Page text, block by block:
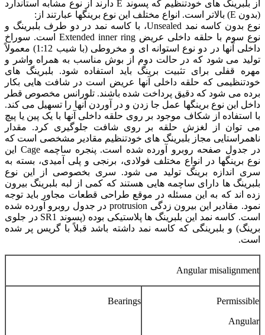
از بلبرینگ های خودتنظیم که پسوند E دارند از نوع مشابه استاندارد
(بدون E) بالاتر است. انواع مختلف این نوع برینگها عبارتند از:
نوع بدون کاسه نمد Unsealed، با کاسه نمد در دو طرف بلبرینگ و
نوع سوم با حلقه داخلی عریض Extended inner ring است. سوراخ
داخلی آنها در دو نوع استوانه ای و مخروطی (با شیب 1:12) معمولاً
تولید می شود که در حالت دوم از بوش مناسب به همراه واشر و
مهره قفلی برای تثبیت برینگ باید استفاده شود. بلبرینگ های
خودتنظیمی که حلقه داخلی آنها عریض است در شافت هایی بکار
برده می شود که دقیق پرداخت شده باشند. تلورانس مخصوص قطر
داخل این نوع برینگها عمل جا زدن و در آوردن آنها را تسهیل می کند.
با استفاده از شکاف موجود بر روی حلقه داخلی آنها با یک پین یا پیچ
می توان از لغزش حلقه بر روی شافت جلوگیری کرد. مقدار
ناهمراستایی مجاز بلبرینگ های خودتنظیم مقادیر مشخصی است که
در جدول صفحه روبرو آورده شده است. پنجره ساچمه Cage این
نوع برینگها در انواع مختلف فولادی، برنجی و پلی آمیدی، بسته به
سری اندازه برینگ تولید می شود. سری بخصوصی از این نوع
بلبرینگ ها دارای ساچمه هایی هستند که کمی از لبه بلبرینگ بیرون
زده اند که به این مسئله در موقع طراحی قطعات مجاور باید توجه
نمود. مقادیر این بیرون زدگی protrusion در جدول روبرو آورده شده
است. کاسه نمد این بلبرینگ ها پلاستیکی بوده (پسوند SR1 در جلوی
برینگ) و بلبرینگی که کاسه نمد داشته باشد قبلاً با گریس پر شده
است.
Angular misalignment
Permissible
Angular
Bearings